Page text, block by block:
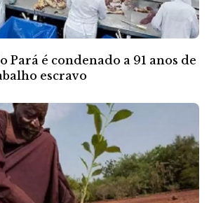
Pará é condenado a 91 anos de
escravo